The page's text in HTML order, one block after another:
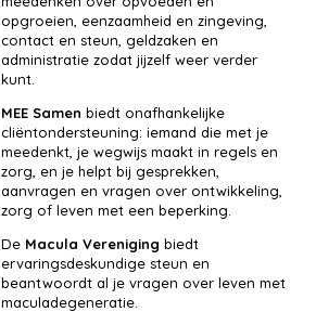
opgroeien, eenzaamheid en zingeving,
contact en steun, geldzaken en
administratie zodat jijzelf weer verder
kunt.
MEE Samen biedt onafhankelijke
cliëntondersteuning: iemand die met je
meedenkt, je wegwijs maakt in regels en
zorg, en je helpt bij gesprekken,
aanvragen en vragen over ontwikkeling,
zorg of leven met een beperking.
De Macula Vereniging biedt
ervaringsdeskundige steun en
beantwoordt al je vragen over leven met
maculadegeneratie.